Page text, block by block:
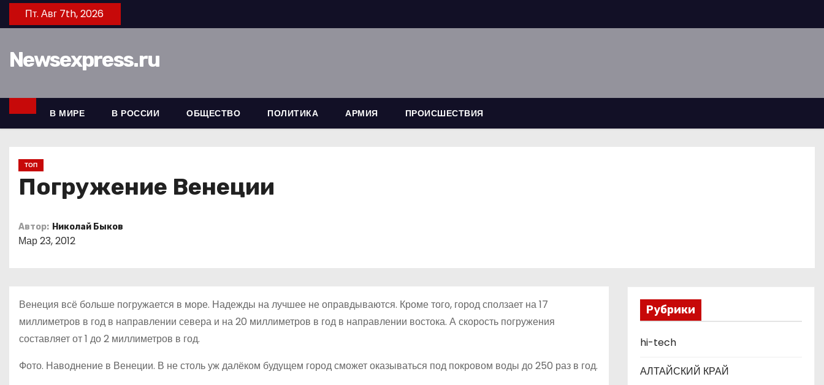
е
к
Пт. Авг 7th, 2026
Newsexpress.ru
В МИРЕ В РОССИИ ОБЩЕСТВО ПОЛИТИКА АРМИЯ ПРОИСШЕСТВИЯ
ТОП
Погружение Венеции
Автор: Николай Быков
Мар 23, 2012
Венеция всё больше погружается в море. Надежды на лучшее не оправдываются. Кроме того, город сползает на 17
миллиметров в год в направлении севера и на 20 миллиметров в год в направлении востока. А скорость погружения
составляет от 1 до 2 миллиметров в год.
Фото. Наводнение в Венеции. В не столь уж далёком будущем город сможет оказываться под покровом воды до 250 раз в год.
Рубрики
hi-tech
АЛТАЙСКИЙ КРАЙ